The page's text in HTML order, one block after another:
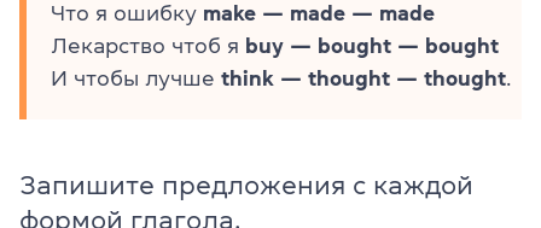
Что я ошибку make — made — made
Лекарство чтоб я buy — bought — bought
И чтобы лучше think — thought — thought.
Запишите предложения с каждой
формой глагола.